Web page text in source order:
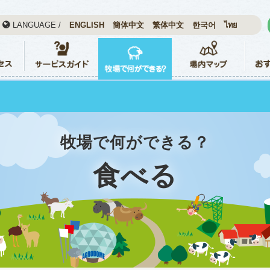
LANGUAGE / ENGLISH 簡体中文 繁体中文 한국어 ไทย
牧場で何ができる？
食べる